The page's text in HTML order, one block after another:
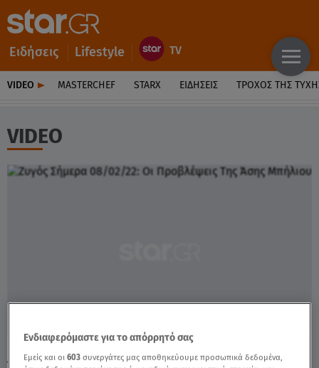
Ειδήσεις Lifestyle
VIDEO MASTERCHEF STARX ΕΙΔΉΣΕΙΣ ΤΡΟΧΌΣ ΤΗΣ
VIDEO
Ζυγός Σήμερα 08/02/22: Οι Προβλέψεις
Ενδιαφερόμαστε για το απόρρητό σας
Εμείς και οι603 συνεργάτες μας αποθηκεύουμε προσωπικά δεδομένα,